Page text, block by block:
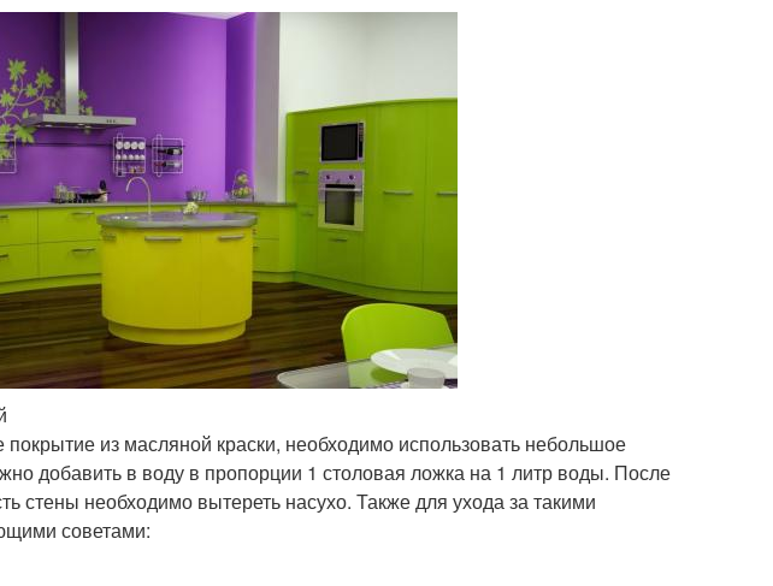
из масляной краски, необходимо использовать небольшое
добавить в воду в пропорции 1 столовая ложка на 1 литр воды. После
стены необходимо вытереть насухо. Также для ухода за такими
советами: